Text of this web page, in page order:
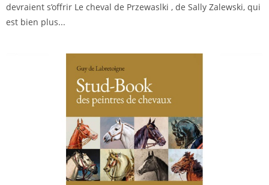
devraient s’offrir Le cheval de Przewaslki , de Sally Zalewski, qui
est bien plus...